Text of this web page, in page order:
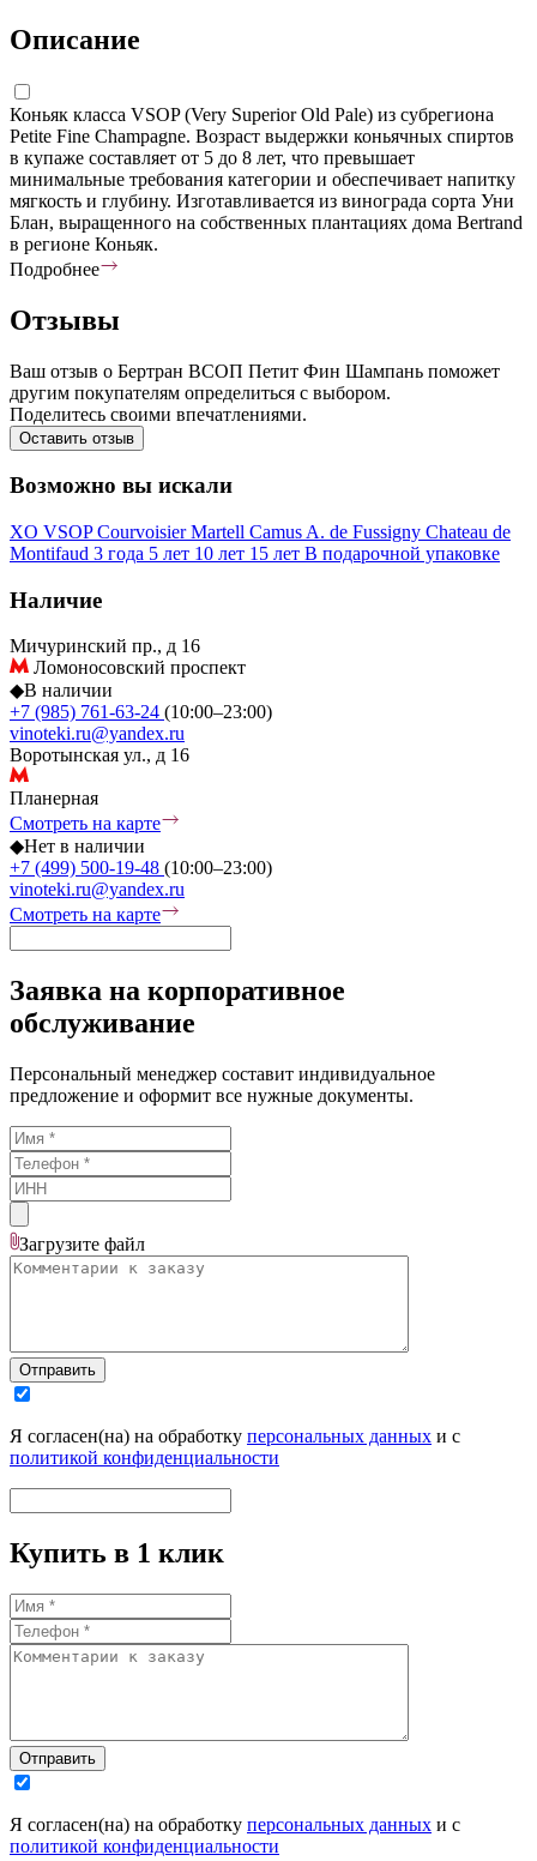
Описание
Коньяк класса VSOP (Very Superior Old Pale) из субрегиона
Petite Fine Champagne. Возраст выдержки коньячных спиртов
в купаже составляет от 5 до 8 лет, что превышает
минимальные требования категории и обеспечивает напитку
мягкость и глубину. Изготавливается из винограда сорта Уни
Блан, выращенного на собственных плантациях дома Bertrand
в регионе Коньяк.
Подробнее
Отзывы
Ваш отзыв о Бертран ВСОП Петит Фин Шампань поможет
другим покупателям определиться с выбором.
Поделитесь своими впечатлениями.
Оставить отзыв
Возможно вы искали
XO VSOPCourvoisierMartell Camus A. de Fussigny Chateau de
Montifaud 3 года 5 лет 10 лет 15 лет В подарочной упаковке
Наличие
Мичуринский пр., д 16
Ломоносовский проспект
◆В наличии
+7 (985) 761-63-24 (10:00–23:00)
vinoteki.ru@yandex.ru
Воротынская ул., д 16
Планерная
Смотреть на карте
◆Нет в наличии
+7 (499) 500-19-48 (10:00–23:00)
vinoteki.ru@yandex.ru
Смотреть на карте
Заявка на корпоративное
обслуживание
Персональный менеджер составит индивидуальное
предложение и оформит все нужные документы.
Загрузите файл
Отправить
Я согласен(на) на обработку персональных данных и с
политикой конфиденциальности
Купить в 1 клик
Отправить
Я согласен(на) на обработку персональных данных и с
политикой конфиденциальности